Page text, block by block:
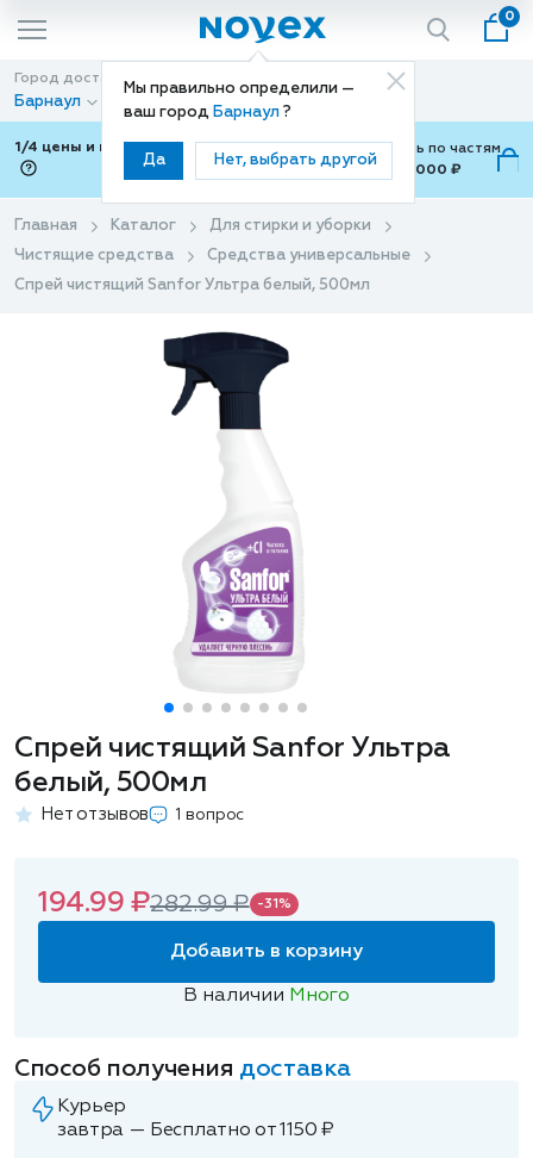
Мы правильно определили —
ваш город Барнаул ?
Да Нет, выбрать другой
0
Город доставки
Барнаул
Способ доставки
Доставка
1/4 цены и покупки ваши с Подели
Можно оплатить по частям
от 700 ₽ до 15,000 ₽
Главная Каталог
Для стирки и уборки
Чистящие средства
Средства универсальные
Спрей чистящий Sanfor Ультра белый, 500мл
Спрей чистящий Sanfor Ультра
белый, 500мл
Нет отзывов 1 вопрос
194.99 ₽282.99 ₽ -31%
Добавить в корзину
В наличии Много
Способ получения доставка
Курьер
завтра — Бесплатно от 1150 ₽